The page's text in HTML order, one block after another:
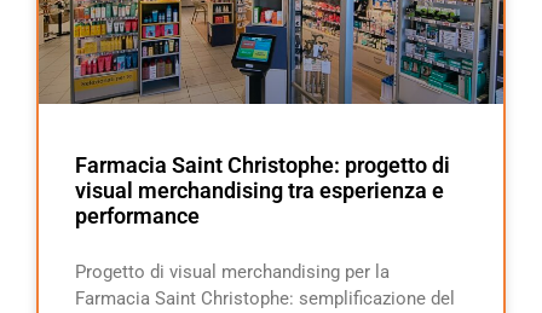
Farmacia Saint Christophe: progetto di
visual merchandising tra esperienza e
performance
Progetto di visual merchandising per la
Farmacia Saint Christophe: semplificazione del